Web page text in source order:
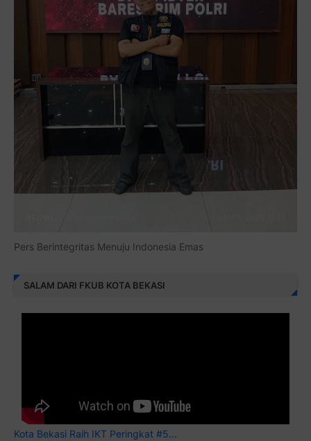
Pers Berintegritas Menuju Indonesia Emas
SALAM DARI FKUB KOTA BEKASI
Kota Bekasi Raih IKT Peringkat #5...